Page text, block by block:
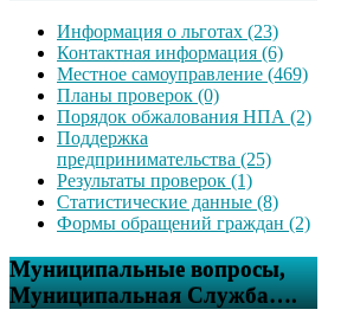
Информация о льготах (23)
Контактная информация (6)
Местное самоуправление (469)
Планы проверок (0)
Порядок обжалования НПА (2)
Поддержка
предпринимательства (25)
Результаты проверок (1)
Статистические данные (8)
Формы обращений граждан (2)
Муниципальные вопросы,
Муниципальная Служба….